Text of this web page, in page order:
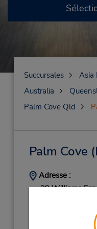
Succursales
Asia
Australia
Palm Cove Qld
Palm Cove
Adresse :
99 Williams